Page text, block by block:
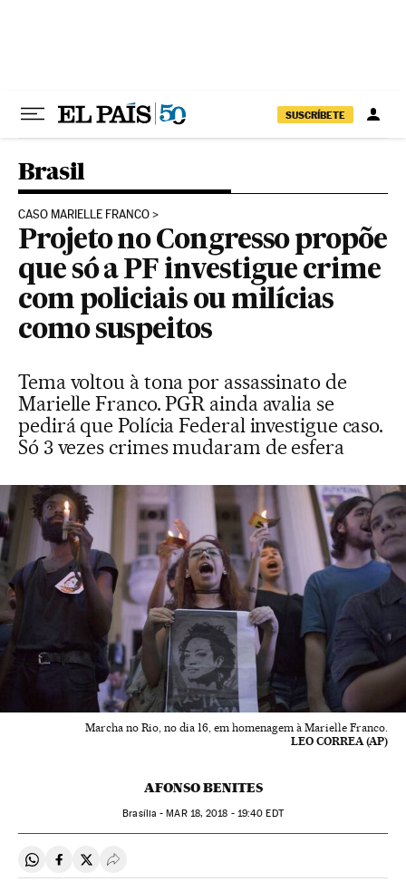
SUSCRÍBETE
Brasil
CASO MARIELLE FRANCO
Projeto no Congresso propõe
que só a PF investigue crime
com policiais ou milícias
como suspeitos
Tema voltou à tona por assassinato de
Marielle Franco. PGR ainda avalia se
pedirá que Polícia Federal investigue caso.
Só 3 vezes crimes mudaram de esfera
Marcha no Rio, no dia 16, em homenagem à Marielle Franco.
LEO CORREA (AP)
AFONSO BENITES
Brasília - MAR18, 2018 - 19:40 EDT
Compartir en Whatsapp
Compartir en Facebook
Compartir en Twitter
Desplegar Redes Sociales